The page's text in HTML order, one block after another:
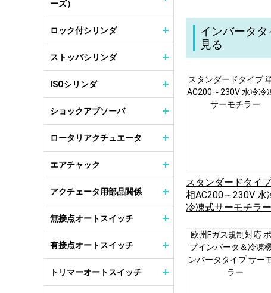
インバータ
見る
スタンダードタイプ
AC200～230V 水冷冷
サーモチラー
スタンダードタイ
相AC200～230V 水
冷凍式サーモチラー
欧州Fガス規制対応
プインバータ＆冷凍
ンバータタイプ サー
ラー
ーズ）
ロック付シリンダ
ストッパシリンダ
ISOシリンダ
ショックアブソーバ
ロータリアクチュエータ
エアチャック
アクチェータ用部品関係
無接点オートスイッチ
有接点オートスイッチ
トリマーオートスイッチ